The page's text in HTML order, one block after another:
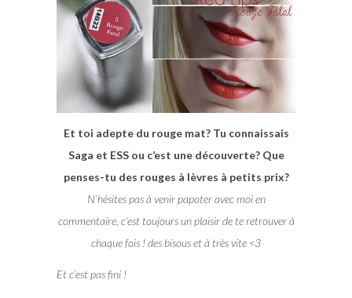
Et toi adepte du rouge mat? Tu connaissais
Saga et ESS ou c’est une découverte? Que
penses-tu des rouges à lèvres à petits prix?
N’hésites pas à venir papoter avec moi en
commentaire, c’est toujours un plaisir de te retrouver à
chaque fois ! des bisous et à très vite <3
Et c’est pas fini !